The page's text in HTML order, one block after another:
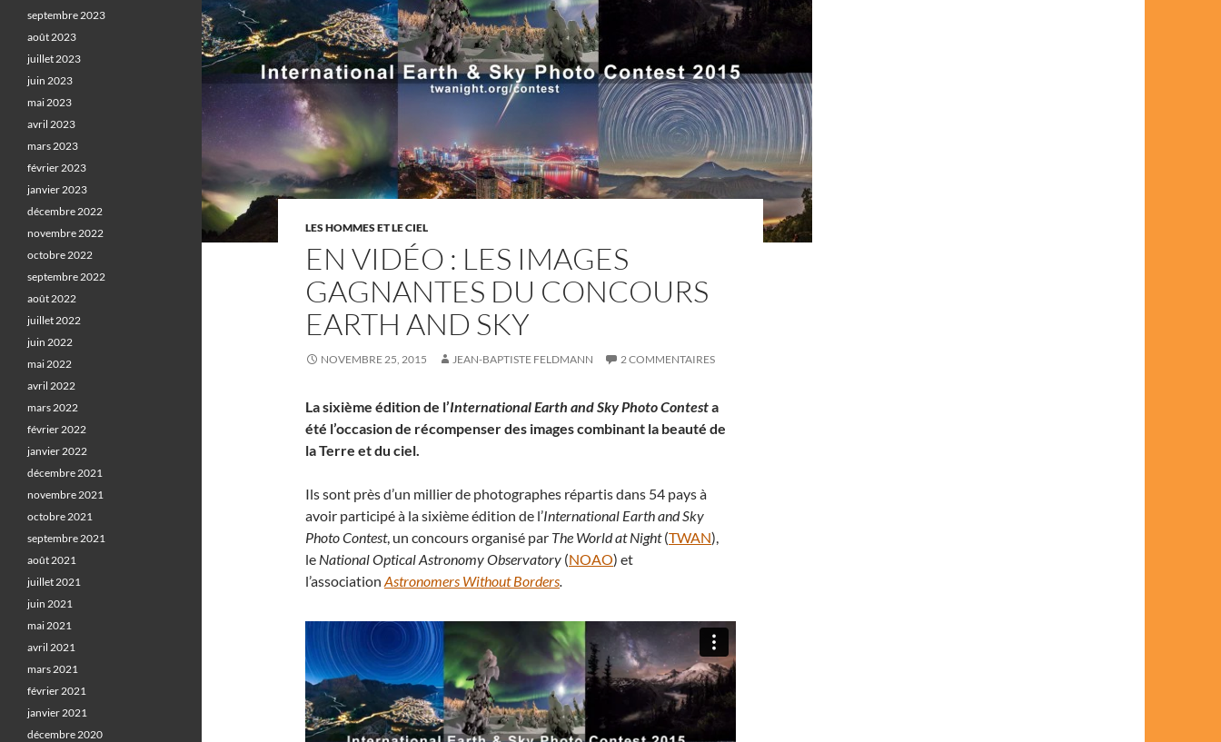
LES HOMMES ET LE CIEL
EN VIDÉO : LES IMAGES
GAGNANTES DU CONCOURS
EARTH AND SKY
NOVEMBRE 25, 2015 JEAN-BAPTISTE FELDMANN 2 COMMENTAIRES
La sixième édition de l’International Earth and Sky Photo Contesta
été l’occasion de récompenser des images combinant la beauté de
la Terre et du ciel.
Ils sont près d’un millier de photographes répartis dans 54 pays à
avoir participé à la sixième édition de l’International Earth and Sky
Photo Contest, un concours organisé par The World at Night(TWAN),
le National Optical Astronomy Observatory (NOAO) et
l’association Astronomers Without Borders.
septembre 2023
août 2023
juillet 2023
juin 2023
mai 2023
avril 2023
mars 2023
février 2023
janvier 2023
décembre 2022
novembre 2022
octobre 2022
septembre 2022
août 2022
juillet 2022
juin 2022
mai 2022
avril 2022
mars 2022
février 2022
janvier 2022
décembre 2021
novembre 2021
octobre 2021
septembre 2021
août 2021
juillet 2021
juin 2021
mai 2021
avril 2021
mars 2021
février 2021
janvier 2021
décembre 2020